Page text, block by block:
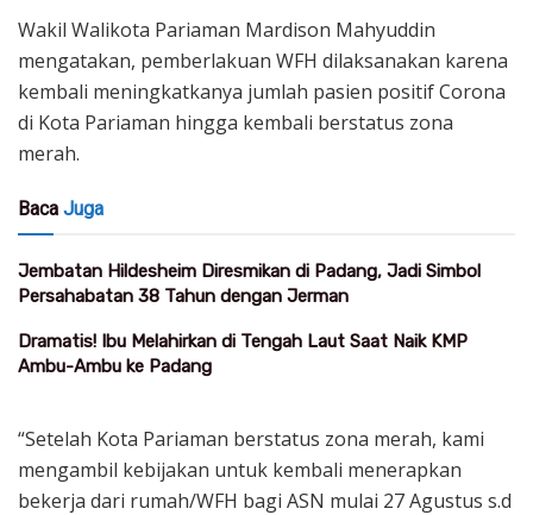
Wakil Walikota Pariaman Mardison Mahyuddin
mengatakan, pemberlakuan WFH dilaksanakan karena
kembali meningkatkanya jumlah pasien positif Corona
di Kota Pariaman hingga kembali berstatus zona
merah.
Baca Juga
Jembatan Hildesheim Diresmikan di Padang, Jadi Simbol
Persahabatan 38 Tahun dengan Jerman
Dramatis! Ibu Melahirkan di Tengah Laut Saat Naik KMP
Ambu-Ambu ke Padang
“Setelah Kota Pariaman berstatus zona merah, kami
mengambil kebijakan untuk kembali menerapkan
bekerja dari rumah/WFH bagi ASN mulai 27 Agustus s.d